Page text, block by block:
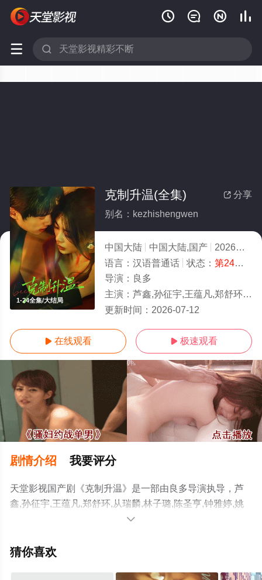
   
 
1-24全集/大结局
 分享
克制升温(全集)
别名：kezhishengwen
中国大陆 中国大陆,国产 2026
10.0
语言： 汉语普通话 状态： 第24集完结
导演： 良多
主演： 芦鑫,孙征宇,王蕴凡,郑舒环,从瑞麟,林子璐,陈圣亨,钟雅婷,姚星灏,丁晓明,周沐,赵漾
更新时间： 2026-07-12
 在线观看  极速观看
剧情介绍 我要评分
天堂影视国产剧《克制升温》是一部由良多导演执导，芦
鑫,孙征宇,王蕴凡,郑舒环,从瑞麟,林子璐,陈圣亨,钟雅婷,姚
星灏,丁晓明,周沐,赵漾等演员精彩演绎的中国大陆电视剧，
减完整版电视剧全集就来天堂电影网，更多相关信息可移

猜你喜欢